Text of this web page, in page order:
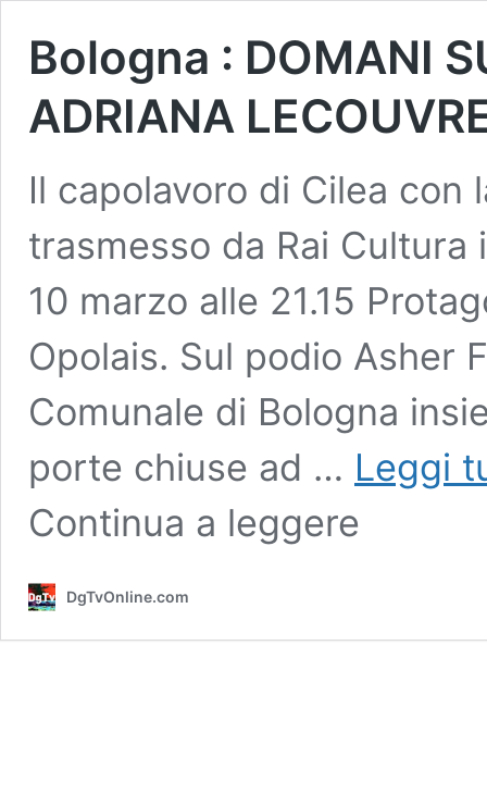
Bologna : DOMANI
ADRIANA
Il capolavoro di Cilea con
trasmesso da Rai
10 marzo alle 21.15
Opolais. Sul podio Asher
Comunale di Bologna
porte chiuse ad … Leggi
Continua a leggere
DgTvOnline.com